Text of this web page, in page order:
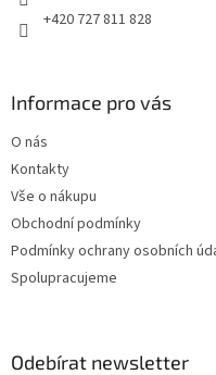
+420 727 811 828
Informace pro vás
O nás
Kontakty
Vše o nákupu
Obchodní podmínky
Podmínky ochrany osobních
Spolupracujeme
Odebírat newsletter